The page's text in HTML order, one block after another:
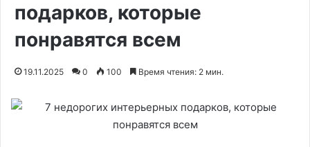
подарков, которые
понравятся всем
19.11.2025 0 100 Время чтения: 2 мин.